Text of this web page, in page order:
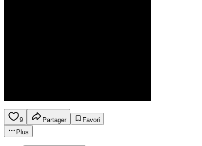
9 Partager
Favori
Plus